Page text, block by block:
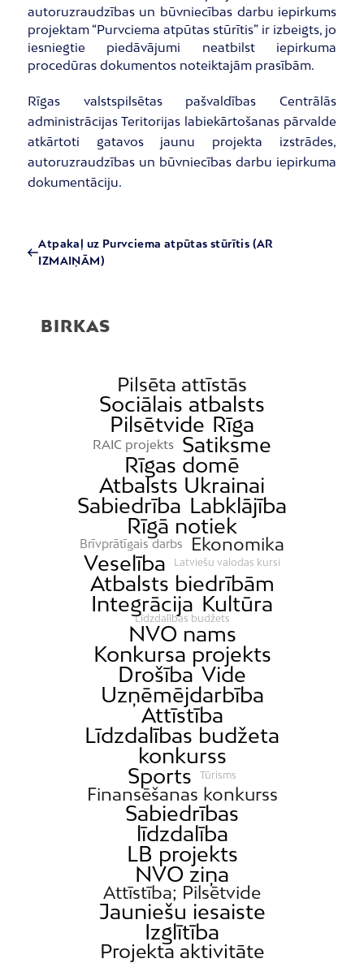
autoruzraudzības un būvniecības darbu iepirkums
projektam “Purvciema atpūtas stūrītis” ir izbeigts, jo
iesniegtie piedāvājumi neatbilst iepirkuma
procedūras dokumentos noteiktajām prasībām.
Rīgas valstspilsētas pašvaldības Centrālās
administrācijas Teritorijas labiekārtošanas pārvalde
atkārtoti gatavos jaunu projekta izstrādes,
autoruzraudzības un būvniecības darbu iepirkuma
dokumentāciju.
Atpakaļ uz Purvciema atpūtas stūrītis (AR
IZMAIŅĀM)
BIRKAS
Pilsēta attīstās
Sociālais atbalsts
Pilsētvide Rīga
RAIC projekts
Satiksme
Rīgas domē
Atbalsts Ukrainai
Sabiedrība Labklājība
Rīgā notiek
Brīvprātīgais darbs Ekonomika
Veselība Latviešu valodas kursi
Atbalsts biedrībām
Integrācija Kultūra
Līdzdalības budžets
NVO nams
Konkursa projekts
Drošība Vide
Uzņēmējdarbība
Attīstība
Līdzdalības budžeta
konkurss
Sports
Tūrisms
Finansēšanas konkurss
Sabiedrības
līdzdalība
LB projekts
NVO ziņa
Attīstība; Pilsētvide
Jauniešu iesaiste
Izglītība
Projekta aktivitāte